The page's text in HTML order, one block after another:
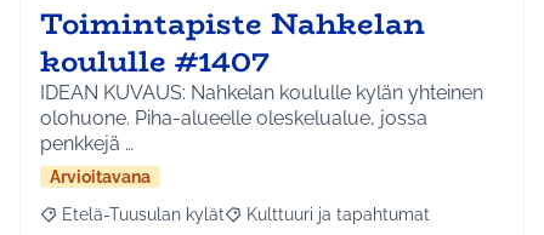
Toimintapiste Nahkelan
koululle #1407
IDEAN KUVAUS: Nahkelan koululle kylän yhteinen
olohuone. Piha-alueelle oleskelualue, jossa
penkkejä …
Arvioitavana
Rajaa tulokset aihepiirin mukaan: Etelä-Tuusulan kylät
Etelä-Tuusulan kylät Rajaa tulokset teeman mukaan:
Kulttuuri ja tapahtumat